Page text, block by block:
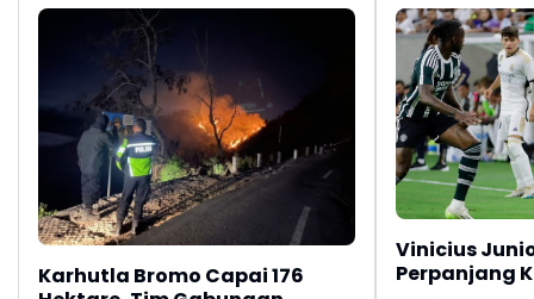
Karhutla Bromo Capai 176
Vinicius
Perpanjang